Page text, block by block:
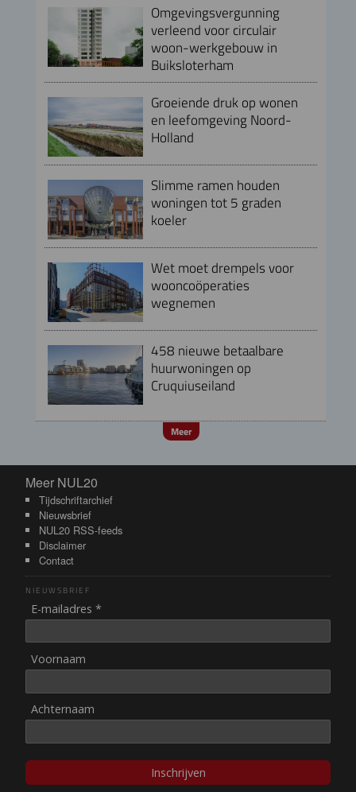
Omgevingsvergunning
verleend voor circulair
woon-werkgebouw in
Buiksloterham
Groeiende druk op wonen
en leefomgeving Noord-
Holland
Slimme ramen houden
woningen tot 5 graden
koeler
Wet moet drempels voor
wooncoöperaties
wegnemen
458 nieuwe betaalbare
huurwoningen op
Cruquiuseiland
Meer
Meer NUL20
Meer NUL20
Tijdschriftarchief
Nieuwsbrief
NUL20 RSS-feeds
Disclaimer
Contact
NIEUWSBRIEF
E-mailadres *
Voornaam
Achternaam
Inschrijven